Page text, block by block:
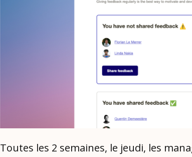
Toutes les 2 semaines, le jeudi, les